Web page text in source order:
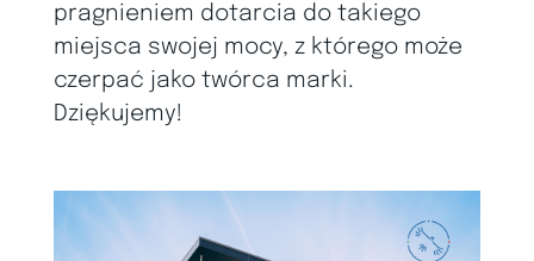
pragnieniem dotarcia do takiego
miejsca swojej mocy, z którego może
czerpać jako twórca marki.
Dziękujemy!